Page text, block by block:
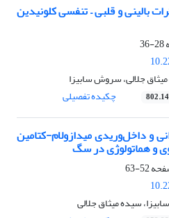
بالینی و قلبی – تنفسی کلونیدین
28-36
جلالی، سروش سابیزا
چکیده تفصیلی
و داخل‌وریدی میدازولام-کتامین
و هماتولوژی در سگ
52-63
سیده میثاق جلالی